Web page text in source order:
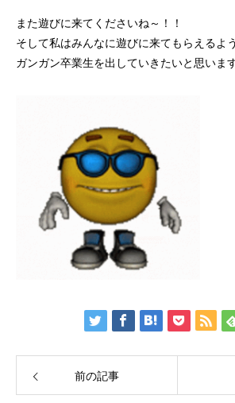
また遊びに来てくださいね～！！
そして私はみんなに遊びに来てもらえるよう
ガンガン卒業生を出していきたいと思いま
前の記事